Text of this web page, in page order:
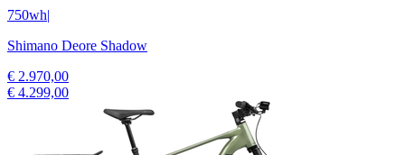
750wh|
Shimano Deore Shadow
€ 2.970,00
€ 4.299,00